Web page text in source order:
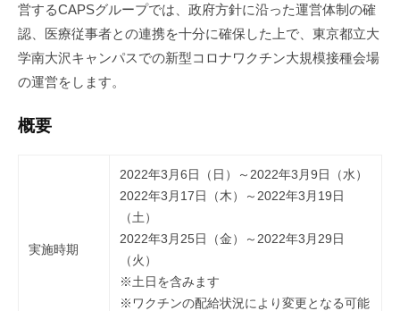
ジ
メ
ン
ト
業
援
営するCAPSグループでは、政府方針に沿った運営体制の確
認、医療従事者との連携を十分に確保した上で、東京都立大
学南大沢キャンパスでの新型コロナワクチン大規模接種会場
の運営をします。
概要
実施時期
2022年3月6日（日）～2022年3月9日（水）
2022年3月17日（木）～2022年3月19日
（土）
2022年3月25日（金）～2022年3月29日
（火）
※土日を含みます
※ワクチンの配給状況により変更となる可能